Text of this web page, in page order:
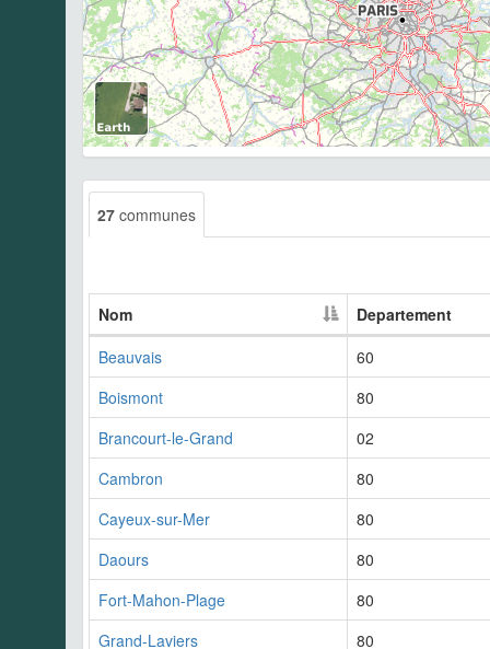
27 communes
Nom
Departement
Beauvais
60
Boismont
80
Brancourt-le-Grand
02
Cambron
80
Cayeux-sur-Mer
80
Daours
80
Fort-Mahon-Plage
80
Grand-Laviers
80